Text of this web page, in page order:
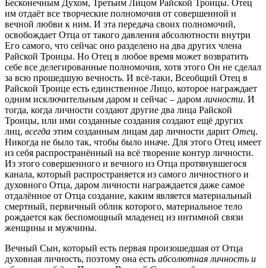
Бесконечным Духом, Третьим Лицом Райской Троицы. Отец
им отдаёт все творческие полномочия от совершенной и
вечной любви к ним. И эта передача своих полномочий,
освобождает Отца от такого давления абсолютности внутри
Его самого, что сейчас оно разделено на два других члена
Райской Троицы. Но Отец в любое время может возвратить
себе все делегированные полномочия, хотя этого Он не сделал
за всю прошедшую вечность. И всё-таки, Всеобщий Отец в
Райской Троице есть единственное Лицо, которое награждает
одним исключительным даром и сейчас – даром личности. И
тогда, когда личности создают другие два лица Райской
Троицы, или ими созданные создания создают ещё других
лиц, всегда этим созданным лицам дар личности дарит Отец.
Никогда не было так, чтобы было иначе. Для этого Отец имеет
из себя распространённый на всё творение контур личности.
Из этого совершенного и вечного из Отца протянувшегося
канала, который распространяется из самого личностного и
духовного Отца, даром личности награждается даже самое
отдалённое от Отца создание, каким является материальный
смертный, первичный облик которого, материальное тело
рождается как беспомощный младенец из интимной связи
женщины и мужчины.
Вечный Сын, который есть первая произошедшая от Отца
духовная личность, поэтому она есть абсолютная личность и